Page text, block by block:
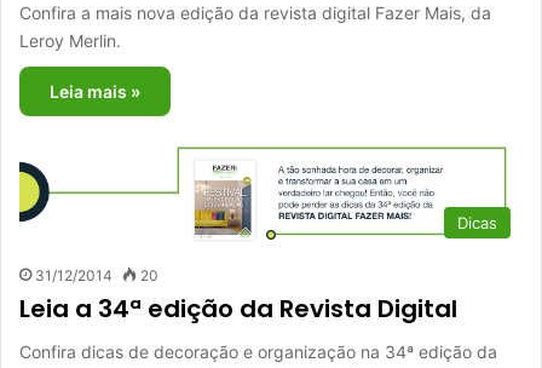
Confira a mais nova edição da revista digital Fazer Mais, da
Leroy Merlin.
Leia mais »
Dicas
31/12/2014 20
Leia a 34ª edição da Revista Digital
Confira dicas de decoração e organização na 34ª edição da